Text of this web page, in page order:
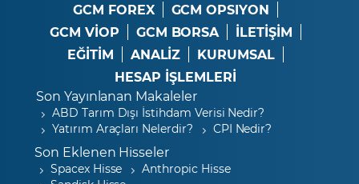
GCM FOREX
GCM OPSIYON
GCM VİOP
GCM BORSA
İLETİŞİM
EĞİTİM
ANALİZ
KURUMSAL
HESAP İŞLEMLERİ
Son Yayınlanan Makaleler
ABD Tarım Dışı İstihdam Verisi Nedir?
Yatırım Araçları Nelerdir?
CPI Nedir?
Son Eklenen Hisseler
Spacex Hisse
Anthropic Hisse